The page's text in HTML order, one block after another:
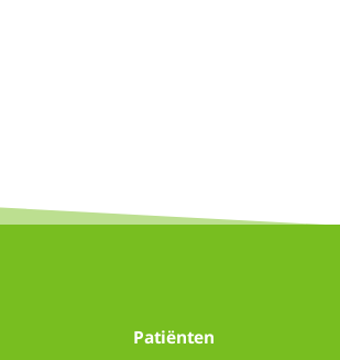
Patiënten